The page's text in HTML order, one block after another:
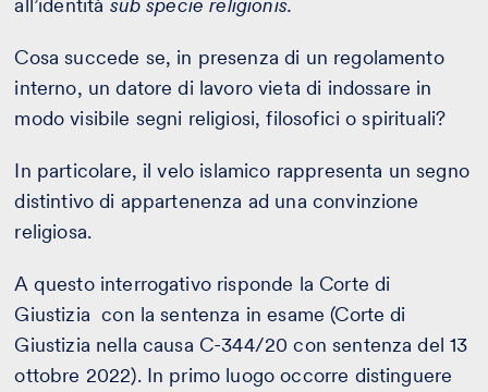
Cosa succede se, in presenza di un regolamento
interno, un datore di lavoro vieta di indossare in
modo visibile segni religiosi, filosofici o spirituali?
In particolare, il velo islamico rappresenta un segno
distintivo di appartenenza ad una convinzione
religiosa.
A questo interrogativo risponde la Corte di
Giustizia con la sentenza in esame (Corte di
Giustizia nella causa C-344/20 con sentenza del 13
ottobre 2022). In primo luogo occorre distinguere